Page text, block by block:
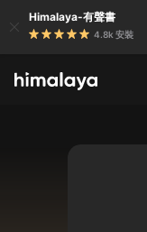
Himalaya-有聲書
4.8k 安裝